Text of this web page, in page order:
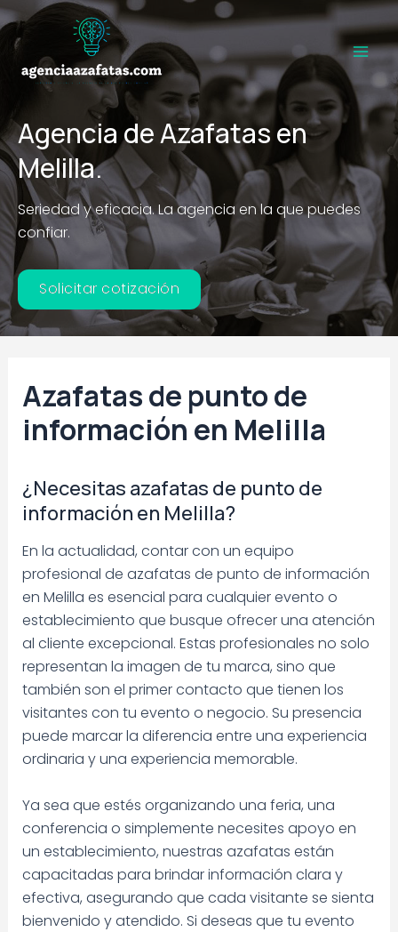
Ir
al
contenido
Main
Agencia de Azafatas en
Melilla.
Seriedad y eficacia. La agencia en la que puedes
confiar.
Solicitar cotización
Azafatas de punto de
información en Melilla
¿Necesitas azafatas de punto de
información en Melilla?
En la actualidad, contar con un equipo
profesional de azafatas de punto de información
en Melilla es esencial para cualquier evento o
establecimiento que busque ofrecer una atención
al cliente excepcional. Estas profesionales no solo
representan la imagen de tu marca, sino que
también son el primer contacto que tienen los
visitantes con tu evento o negocio. Su presencia
puede marcar la diferencia entre una experiencia
ordinaria y una experiencia memorable.
Ya sea que estés organizando una feria, una
conferencia o simplemente necesites apoyo en
un establecimiento, nuestras azafatas están
capacitadas para brindar información clara y
efectiva, asegurando que cada visitante se sienta
bienvenido y atendido. Si deseas que tu evento